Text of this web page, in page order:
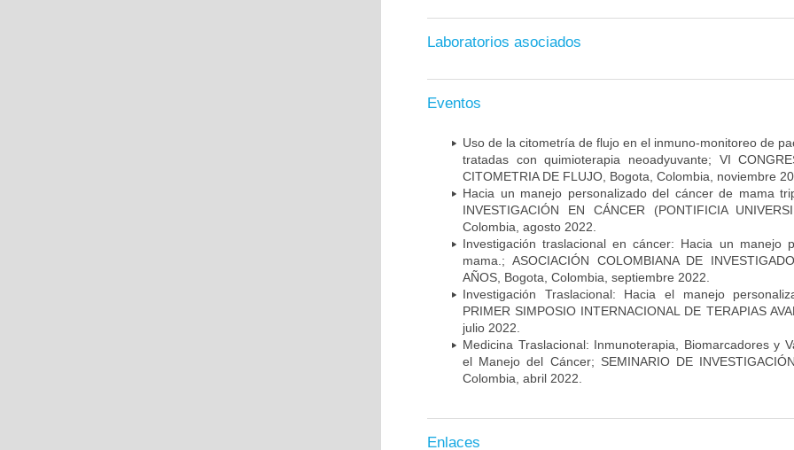
Laboratorios asociados
Eventos
Uso de la citometría de flujo en el inmuno-monitoreo de
tratadas con quimioterapia neoadyuvante; VI
CITOMETRIA DE FLUJO, Bogota, Colombia, noviembre
Hacia un manejo personalizado del cáncer de mama
INVESTIGACIÓN EN CÁNCER (PONTIFICIA
Colombia, agosto 2022.
Investigación traslacional en cáncer: Hacia un manejo
mama.; ASOCIACIÓN COLOMBIANA DE
AÑOS, Bogota, Colombia, septiembre 2022.
Investigación Traslacional: Hacia el manejo
PRIMER SIMPOSIO INTERNACIONAL DE TERAPIAS
julio 2022.
Medicina Traslacional: Inmunoterapia, Biomarcadores y
el Manejo del Cáncer; SEMINARIO DE
Colombia, abril 2022.
Enlaces